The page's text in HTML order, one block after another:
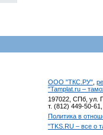
ООО "ТКС.РУ"
"Tamplat.ru –
197022, СПб, ул.
т. (812) 449-50-
Политика в
"TKS.RU – все о